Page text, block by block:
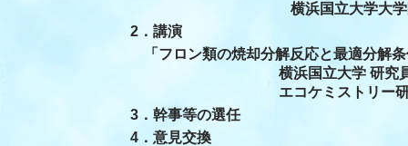
横浜国立大学大学院
2．講演
「フロン類の焼却分解反応と最適分解
横浜国立大学 研究員、
エコケミストリー研究会
3．幹事等の選任
4．意見交換